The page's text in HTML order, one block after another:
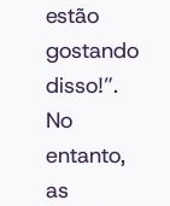
estão
gostando
disso!”.
No
entanto,
as